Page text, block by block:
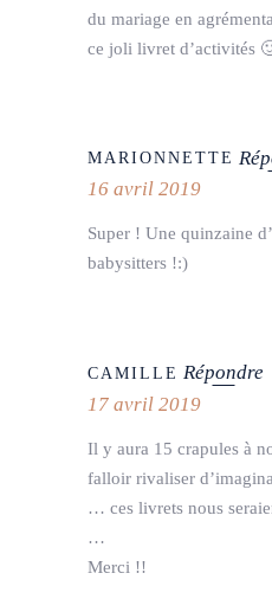
du mariage en
ce joli livret d’activités
MARIONNETTE
16 avril 2019
Super ! Une quinzaine
babysitters !:)
CAMILLE Répondre
17 avril 2019
Il y aura 15 crapules à
falloir rivaliser
… ces livrets nous
…
Merci !!